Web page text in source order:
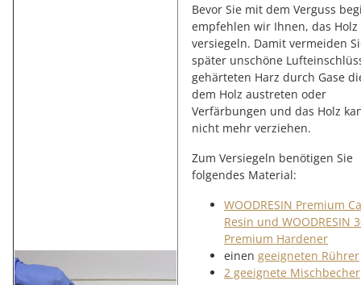
Bevor Sie mit dem Verguss
empfehlen wir Ihnen, das Holz
versiegeln. Damit vermeiden
später unschöne
gehärteten Harz durch Gase
dem Holz austreten oder
Verfärbungen und das Holz
nicht mehr verziehen.
Zum Versiegeln benötigen Sie
folgendes Material:
WOODRESIN Premium
Resin und WOODRESIN
Premium Hardener
einen geeigneten Rührer
2 geeignete Mischbecher